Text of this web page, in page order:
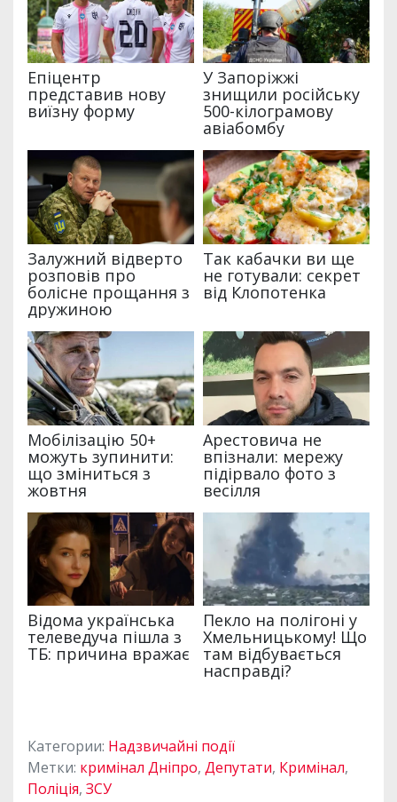
Категории: Надзвичайні події
Метки: кримінал Дніпро, Депутати, Кримінал,
Поліція, ЗСУ